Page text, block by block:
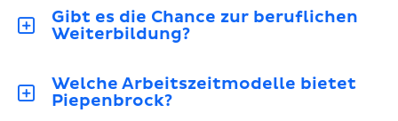
Gibt es die Chance zur beruflichen
Weiterbildung?
Welche Arbeitszeitmodelle bietet
Piepenbrock?